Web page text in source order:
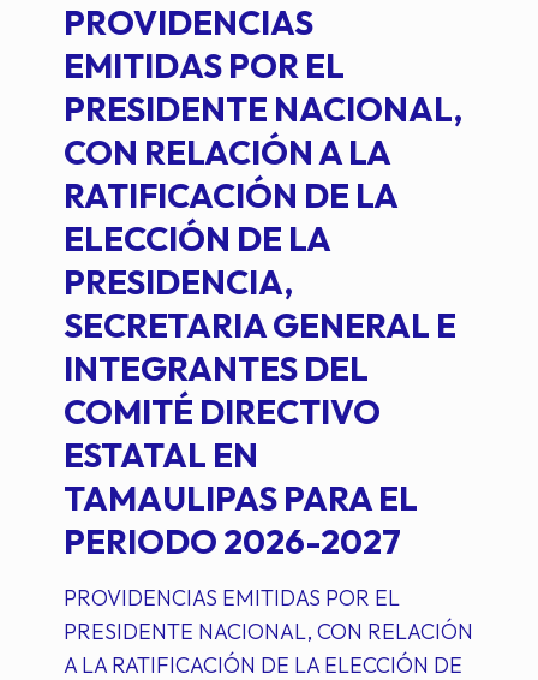
PROVIDENCIAS
EMITIDAS POR EL
PRESIDENTE NACIONAL,
CON RELACIÓN A LA
RATIFICACIÓN DE LA
ELECCIÓN DE LA
PRESIDENCIA,
SECRETARIA GENERAL E
INTEGRANTES DEL
COMITÉ DIRECTIVO
ESTATAL EN
TAMAULIPAS PARA EL
PERIODO 2026-2027
PROVIDENCIAS EMITIDAS POR EL
PRESIDENTE NACIONAL, CON RELACIÓN
A LA RATIFICACIÓN DE LA ELECCIÓN DE